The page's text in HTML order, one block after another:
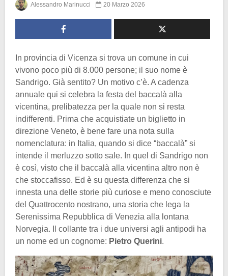
Alessandro Marinucci 20 Marzo 2026
In provincia di Vicenza si trova un comune in cui
vivono poco più di 8.000 persone; il suo nome è
Sandrigo. Già sentito? Un motivo c’è. A cadenza
annuale qui si celebra la festa del baccalà alla
vicentina, prelibatezza per la quale non si resta
indifferenti. Prima che acquistiate un biglietto in
direzione Veneto, è bene fare una nota sulla
nomenclatura: in Italia, quando si dice “baccalà” si
intende il merluzzo sotto sale. In quel di Sandrigo non
è così, visto che il baccalà alla vicentina altro non è
che stoccafisso. Ed è su questa differenza che si
innesta una delle storie più curiose e meno conosciute
del Quattrocento nostrano, una storia che lega la
Serenissima Repubblica di Venezia alla lontana
Norvegia. Il collante tra i due universi agli antipodi ha
un nome ed un cognome: Pietro Querini.